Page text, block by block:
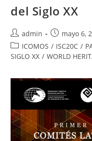
del Siglo XX
admin
mayo 6,
ICOMOS / ISC20C /
SIGLO XX / WORLD